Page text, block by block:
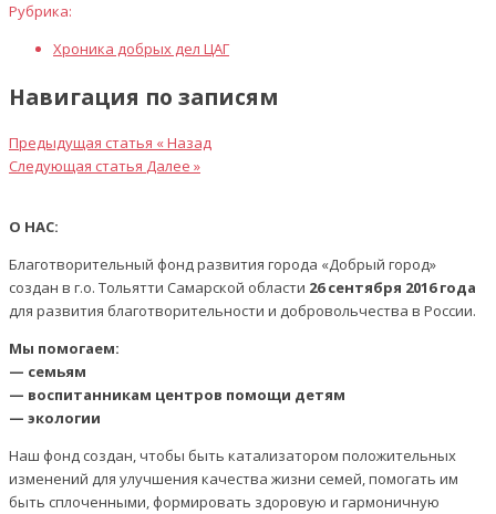
Рубрика:
Хроника добрых дел ЦАГ
Навигация по записям
Предыдущая статья « Назад
Следующая статья Далее »
О НАС:
Благотворительный фонд развития города «Добрый город»
создан в г.о. Тольятти Самарской области 26 сентября 2016 года
для развития благотворительности и добровольчества в России.
Мы помогаем:
— семьям
— воспитанникам центров помощи детям
— экологии
Наш фонд создан, чтобы быть катализатором положительных
изменений для улучшения качества жизни семей, помогать им
быть сплоченными, формировать здоровую и гармоничную